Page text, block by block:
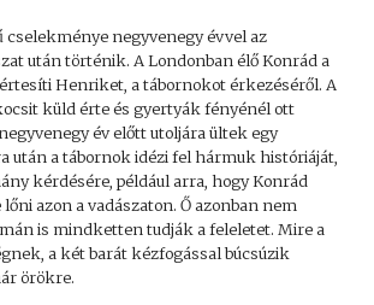
cselekménye negyvenegy évvel az
után történik. A Londonban élő Konrád a
Henriket, a tábornokot érkezéséről. A
küld érte és gyertyák fényénél ott
év előtt utoljára ültek egy
után a tábornok idézi fel hármuk históriáját,
kérdésére, például arra, hogy Konrád
azon a vadászaton. Ő azonban nem
is mindketten tudják a feleletet. Mire a
a két barát kézfogással búcsúzik
örökre.